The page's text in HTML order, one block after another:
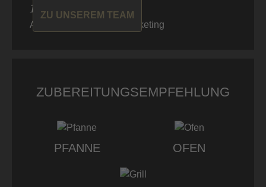
ZU UNSEREM TEAM
100%. “
Alain von Don Carne, Marketing
ZUBEREITUNGSEMPFEHLUNG
PFANNE OFEN